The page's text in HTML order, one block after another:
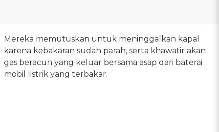
Mereka memutuskan untuk meninggalkan kapal
karena kebakaran sudah parah, serta khawatir akan
gas beracun yang keluar bersama asap dari baterai
mobil listrik yang terbakar.